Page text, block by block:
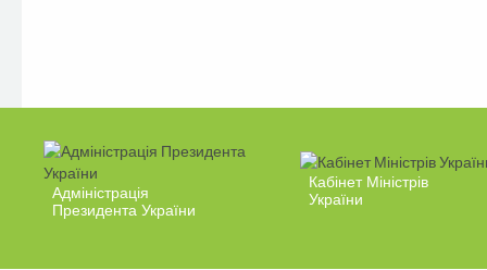
Адміністрація
Президента України
Кабінет Міністрів
України